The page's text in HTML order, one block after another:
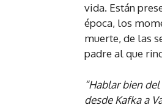
vida. Están
época, los
muerte, de las
padre al que
“Hablar bien
desde Kafka a